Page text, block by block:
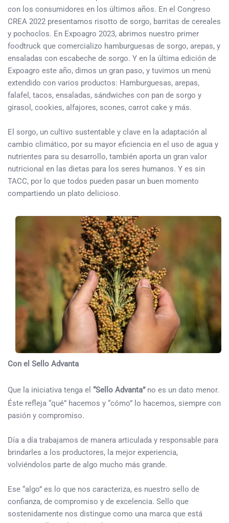
con los consumidores en los últimos años. En el Congreso
CREA 2022 presentamos risotto de sorgo, barritas de cereales
y pochoclos. En Expoagro 2023, abrimos nuestro primer
foodtruck que comercializo hamburguesas de sorgo, arepas, y
ensaladas con escabeche de sorgo. Y en la última edición de
Expoagro este año, dimos un gran paso, y tuvimos un menú
extendido con varios productos: Hamburguesas, arepas,
falafel, tacos, ensaladas, sándwiches con pan de sorgo y
girasol, cookies, alfajores, scones, carrot cake y más.
El sorgo, un cultivo sustentable y clave en la adaptación al
cambio climático, por su mayor eficiencia en el uso de agua y
nutrientes para su desarrollo, también aporta un gran valor
nutricional en las dietas para los seres humanos. Y es sin
TACC, por lo que todos pueden pasar un buen momento
compartiendo un plato delicioso.
Con el Sello Advanta
Que la iniciativa tenga el “Sello Advanta”no es un dato menor.
Éste refleja “qué” hacemos y “cómo” lo hacemos, siempre con
pasión y compromiso.
Día a día trabajamos de manera articulada y responsable para
brindarles a los productores, la mejor experiencia,
volviéndolos parte de algo mucho más grande.
Ese “algo” es lo que nos caracteriza, es nuestro sello de
confianza, de compromiso y de excelencia. Sello que
sostenidamente nos distingue como una marca que está